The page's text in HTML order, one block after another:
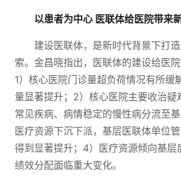
以患者为中心 医联体给医院带来
建设医联体，是新时代背景下打
索。金昌晓指出，医联体的建设给医院
1）核心医院门诊量超负荷情况有所缓
量显著提升；2）核心医院主要收治疑
常见疾病、病情稳定的慢性病分流至
医疗资源下沉下派，基层医联体单位
得到显著提升；4）医疗资源倾向基层
绩效分配面临重大变化。